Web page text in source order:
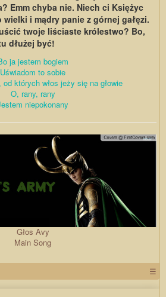
Emm chyba nie. Niech ci Księżyc
i mądry panie z górnej gałęzi.
twoje liściaste królestwo? Bo,
dłużej być!
ja jestem bogiem
Uświadom to sobie
od których włos jeży się na głowie
O, rany, rany
niepokonany
Głos Avy
Main Song
☰